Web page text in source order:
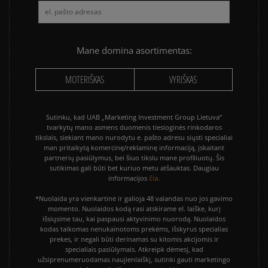
Mane domina asortimentas:
MOTERIŠKAS VYRIŠKAS
Sutinku, kad UAB „Marketing Investment Group Lietuva“
tvarkytų mano asmens duomenis tiesioginės rinkodaros
tikslais, siekiant mano nurodytu e. pašto adresu siųsti specialiai
man pritaikytą komercinę/reklaminę informaciją, įskaitant
partnerių pasiūlymus, bei šiuo tikslu mane profiliuotų. Šis
sutikimas gali būti bet kuriuo metu atšauktas. Daugiau
informacijos čia.
*Nuolaida yra vienkartinė ir galioja 48 valandas nuo jos gavimo
momento. Nuolaidos kodą rasi atskirame el. laiške, kurį
išsiųsime tau, kai paspausi aktyvinimo nuorodą. Nuolaidos
kodas taikomas nenukainotoms prekėms, išskyrus specialias
prekes, ir negali būti derinamas su kitomis akcijomis ir
specialiais pasiūlymais. Atkreipk dėmesį, kad
užsiprenumeruodamas naujienlaiškį, sutinki gauti marketingo